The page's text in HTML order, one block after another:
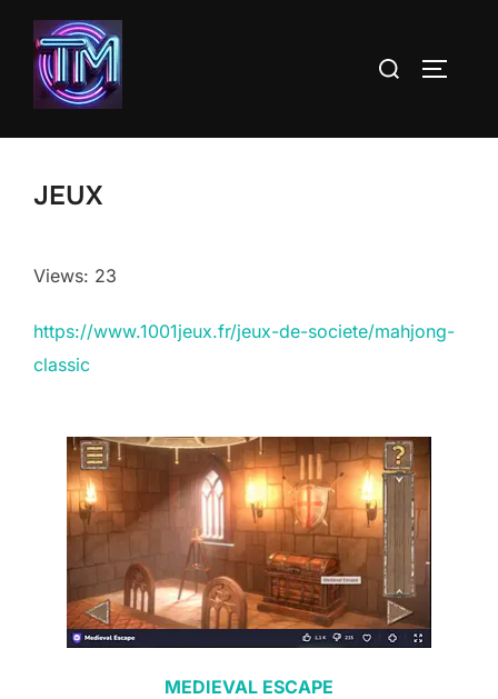
Aller
contenu
Rechercher :
JEUX
Views: 23
https://www.1001jeux.fr/jeux-de-societe/mahjong-
classic
MEDIEVAL ESCAPE